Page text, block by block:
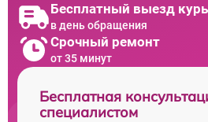
Бесплатный выезд
в день обращения
Срочный ремонт
от 35 минут
Бесплатная
специалистом